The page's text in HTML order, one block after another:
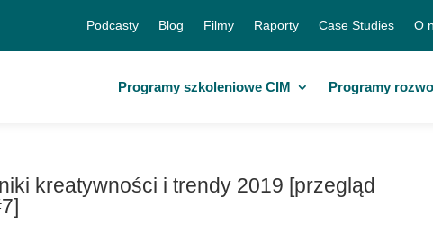
Podcasty Blog Filmy Raporty Case Studies O
Programy szkoleniowe CIM Programy
kreatywności i trendy 2019 [przegląd